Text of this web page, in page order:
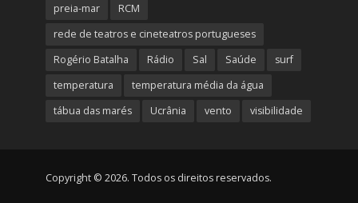
preia-mar
RCM
rede de teatros e cineteatros portugueses
Rogério Batalha
Rádio Sal Saúde
surf
temperatura
temperatura média da água
tábua das marés
Ucrânia vento visibilidade
Copyright © 2026. Todos os direitos reservados.